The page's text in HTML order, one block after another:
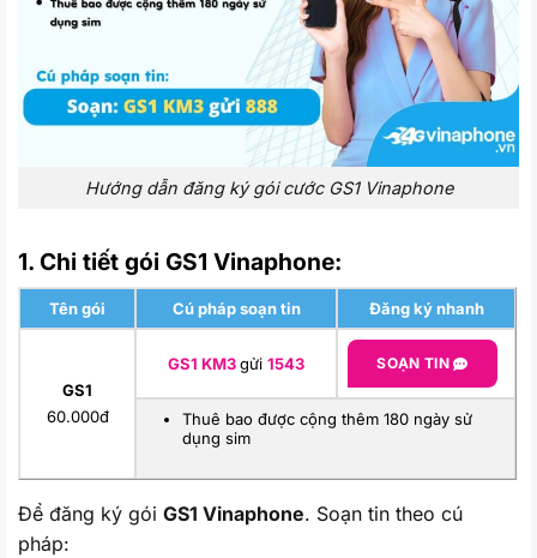
Hướng dẫn đăng ký gói cước GS1 Vinaphone
1. Chi tiết gói GS1 Vinaphone:
Tên gói Cú pháp soạn tin Đăng ký nhanh
GS1
60.000đ
GS1 KM3gửi 1543 SOẠN TIN
Thuê bao được cộng thêm 180 ngày sử
dụng sim
Để đăng ký gói GS1 Vinaphone. Soạn tin theo cú
pháp: